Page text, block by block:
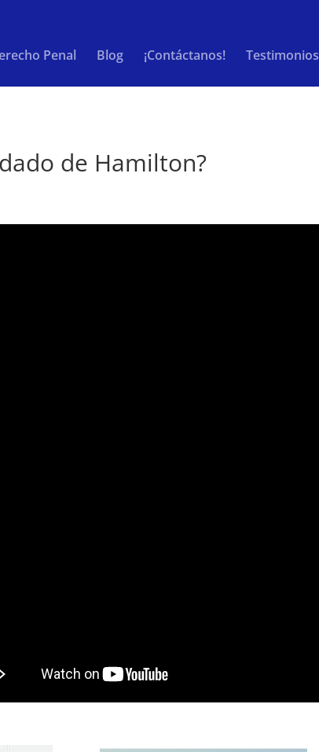
Penal Blog ¡Contáctanos! Testimonios
de Hamilton?